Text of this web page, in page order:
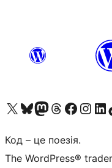
Visit our X (formerly Twitter) account
Visit our Bluesky account
Завітайте до нашої стрічки в Mastodon
Visit our Threads account
Завітайте на нашу
Visit ourVisit
Код – це поезія.
The WordPress®